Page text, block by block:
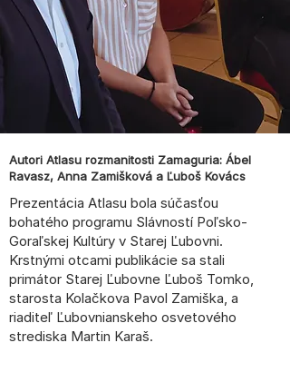
Autori Atlasu rozmanitosti Zamaguria: Ábel
Ravasz, Anna Zamišková a Ľuboš Kovács
Prezentácia Atlasu bola súčasťou
bohatého programu Slávností Poľsko-
Goraľskej Kultúry v Starej Ľubovni.
Krstnými otcami publikácie sa stali
primátor Starej Ľubovne Ľuboš Tomko,
starosta Kolačkova Pavol Zamiška, a
riaditeľ Ľubovnianskeho osvetového
strediska Martin Karaš.